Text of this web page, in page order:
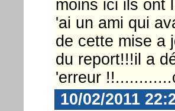
moins ici ils ont
'ai un ami qui
de cette mise a
du report!!!il a
'erreur
10/02/2011